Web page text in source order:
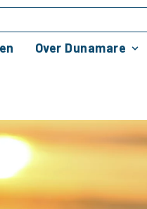
Over Dunamare